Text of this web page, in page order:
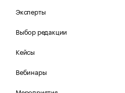
Эксперты
Выбор редакции
Кейсы
Вебинары